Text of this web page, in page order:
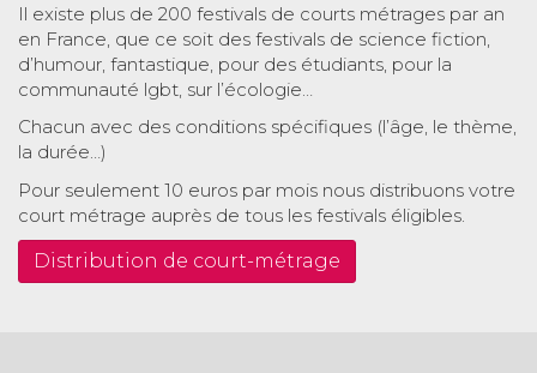
Il existe plus de 200 festivals de courts métrages par an
en France, que ce soit des festivals de science fiction,
d’humour, fantastique, pour des étudiants, pour la
communauté lgbt, sur l’écologie…
Chacun avec des conditions spécifiques (l’âge, le thème,
la durée…)
Pour seulement 10 euros par mois nous distribuons votre
court métrage auprès de tous les festivals éligibles.
Distribution de court-métrage